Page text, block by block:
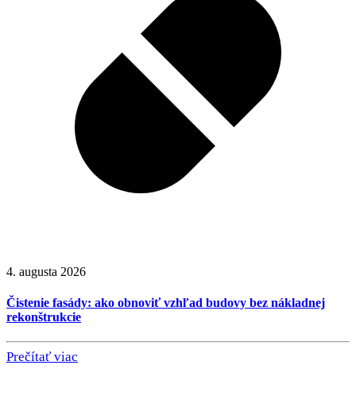
4. augusta 2026
Čistenie fasády: ako obnoviť vzhľad budovy bez nákladnej
rekonštrukcie
Prečítať viac